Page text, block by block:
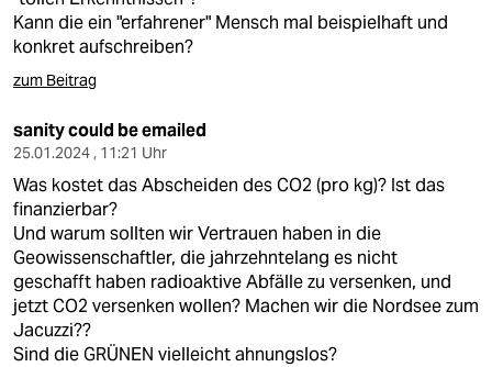
Kann die ein "erfahrener" Mensch mal beispielhaft und
konkret aufschreiben?
zum Beitrag
sanity could be emailed
25.01.2024 , 11:21 Uhr
Was kostet das Abscheiden des CO2 (pro kg)? Ist das
finanzierbar?
Und warum sollten wir Vertrauen haben in die
Geowissenschaftler, die jahrzehntelang es nicht
geschafft haben radioaktive Abfälle zu versenken, und
jetzt CO2 versenken wollen? Machen wir die Nordsee zum
Jacuzzi??
Sind die GRÜNEN vielleicht ahnungslos?